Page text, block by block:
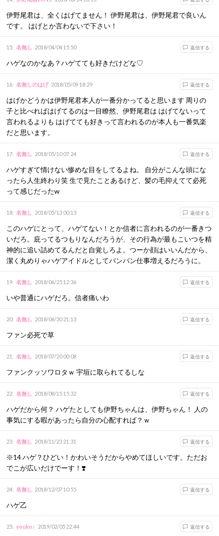
伊野尾君は、全くはげてません！ 伊野尾君は、伊野尾君で良いん
です。 はげとか言わないで下さい！
15: 名無し 2018/04/04 15:50 返信する
ハゲなのかなあ？ハゲてても好きだけどな♡
16: 名無しのはげ 2018/05/09 18:29 返信する
はげかどうかは伊野尾君本人が一番分かってると思います 周りの
子と比べればはげてるのは一目瞭然、伊野尾君は はげてないって
言われるよりも はげてても好きって言われるのが本人も一番気楽
だと思います。
17: 名無し 2018/05/10 07:24 返信する
ハゲすぎて情けない惨めな目をしてるよね。 自分がこんな頭にな
ったら人生終わり笑 生で見たことあるけど、髪の毛抑えてて必死
って感じだったw
18: 名無し 2018/05/13 00:13 返信する
このハゲにとって、ハゲてない！とか信者に言われるのが一番きつ
いだろ。庇ってるつもりなんだろうが、その行為が最もこいつを精
神的に追い詰めてるんだと自覚しろよ。つーか顔はいいんだから、
潔く丸めりゃハゲアイドルとしてバンバン仕事増えるだろうに。
19: 名無し 2018/06/25 12:36 返信する
いや普通にハゲだろ。信者痛いわ
20: 名無し 2018/06/30 21:13 返信する
ファン必死で草
21 : 名無し 2018/07/20 00:08 返信する
ファンクッソワロタｗ 宇垣に取られてるしな
22: 名無し 2018/08/15 15:32 返信する
ハゲだから何？ ハゲたとしても伊野ちゃんは、伊野ちゃん！ 人の
事気にする暇があったら自分の心配すれば？ｗ
23: 名無し 2018/11/23 21:31 返信する
※14 ハゲ？ひどい！かわいそうだからやめてほしいです。ただお
でこが広いだけでーす！❣️
24: 名無し 2018/12/07 10:55 返信する
ハゲ乙
25: youko♪ 2019/02/05 22:44 返信する